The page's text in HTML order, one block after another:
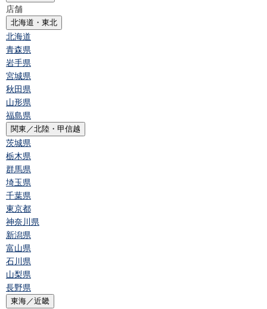
店舗
北海道・東北
北海道
青森県
岩手県
宮城県
秋田県
山形県
福島県
関東／北陸・甲信越
茨城県
栃木県
群馬県
埼玉県
千葉県
東京都
神奈川県
新潟県
富山県
石川県
山梨県
長野県
東海／近畿